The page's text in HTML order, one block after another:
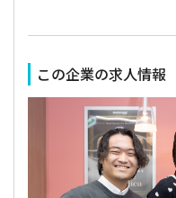
この企業の求人情報